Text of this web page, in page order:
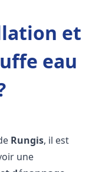
et
eau
Rungis, il est
une